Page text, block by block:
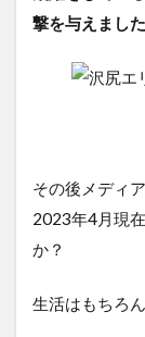
撃を与えました
その後メディ
2023年4月現
か？
生活はもちろ